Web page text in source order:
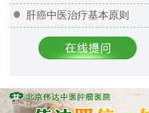
肝癌中医治疗基本原则